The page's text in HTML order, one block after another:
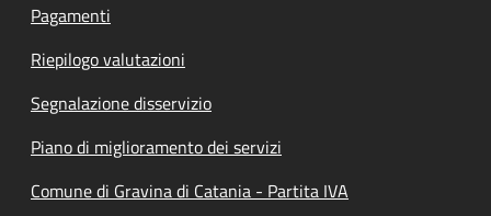
Pagamenti
Riepilogo valutazioni
Segnalazione disservizio
Piano di miglioramento dei servizi
Comune di Gravina di Catania - Partita IVA